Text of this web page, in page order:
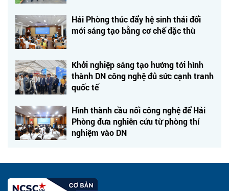
Hải Phòng thúc đẩy hệ sinh thái đổi
mới sáng tạo bằng cơ chế đặc thù
Khởi nghiệp sáng tạo hướng tới hình
thành DN công nghệ đủ sức cạnh tranh
quốc tế
Hình thành cầu nối công nghệ để Hải
Phòng đưa nghiên cứu từ phòng thí
nghiệm vào DN